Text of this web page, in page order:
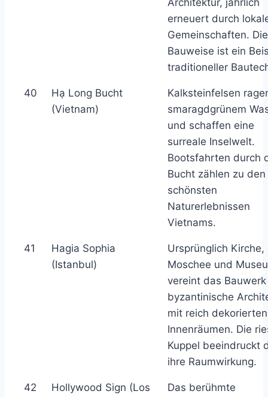
Architektur, jährlich
erneuert durch
Gemeinschaften. Die
Bauweise ist ein
traditioneller
40
Hạ Long Bucht
(Vietnam)
Kalksteinfelsen
smaragdgrünem
und schaffen eine
surreale Inselwelt.
Bootsfahrten durch
Bucht zählen zu den
schönsten
Naturerlebnissen
Vietnams.
41
Hagia Sophia
(Istanbul)
Ursprünglich Kirche,
Moschee und
vereint das Bauwerk
byzantinische
mit reich dekorierten
Innenräumen. Die
Kuppel beeindruckt
ihre Raumwirkung.
42
Hollywood Sign (Los
Das berühmte